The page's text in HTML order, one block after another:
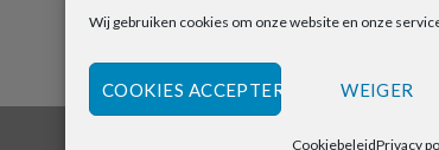
Wij gebruiken cookies om onze website en onze
COOKIES ACCEPTEREN WEIGER
CookiebeleidPrivacy
BTW nr.: BE0860.852.630
Visa